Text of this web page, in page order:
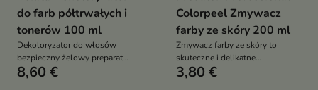
do farb półtrwałych i
tonerów 100 ml
Dekoloryzator do włosów
bezpieczny żelowy preparat
który usuwa sztuczny pigment
8,60 €
Colorpeel Zmywacz
farby ze skóry 200 ml
Zmywacz farby ze skóry to
skuteczne i delikatne
rozwiązanie
3,80 €